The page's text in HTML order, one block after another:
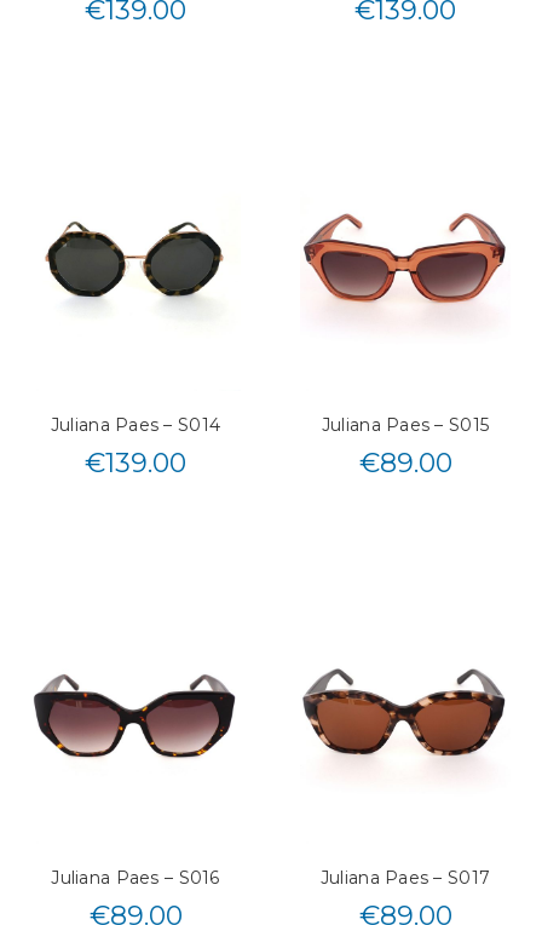
€139.00 €139.00
Juliana Paes – S014
€139.00
Juliana Paes – S015
€89.00
Juliana Paes – S016
€89.00
Juliana Paes – S017
€89.00